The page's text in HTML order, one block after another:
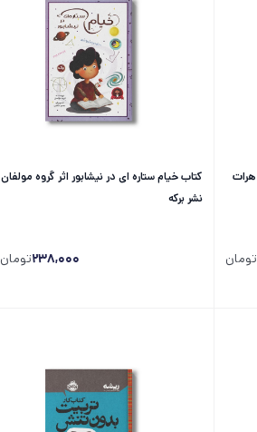
هرات
تومان
کتاب خیام ستاره ای در نیشابور اثر گروه مولفان
نشر برکه
238,000تومان